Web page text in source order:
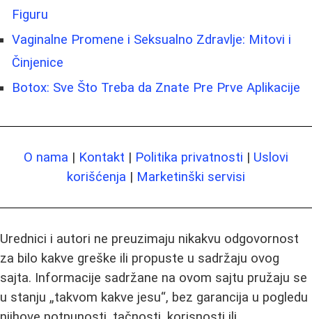
Figuru
Vaginalne Promene i Seksualno Zdravlje: Mitovi i
Činjenice
Botox: Sve Što Treba da Znate Pre Prve Aplikacije
O nama | Kontakt | Politika privatnosti | Uslovi
korišćenja | Marketinški servisi
Urednici i autori ne preuzimaju nikakvu odgovornost
za bilo kakve greške ili propuste u sadržaju ovog
sajta. Informacije sadržane na ovom sajtu pružaju se
u stanju „takvom kakve jesu“, bez garancija u pogledu